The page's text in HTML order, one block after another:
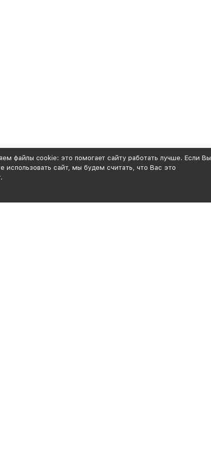
файлы cookie: это помогает сайту работать лучше. Если Вы
использовать сайт, мы будем считать, что Вас это